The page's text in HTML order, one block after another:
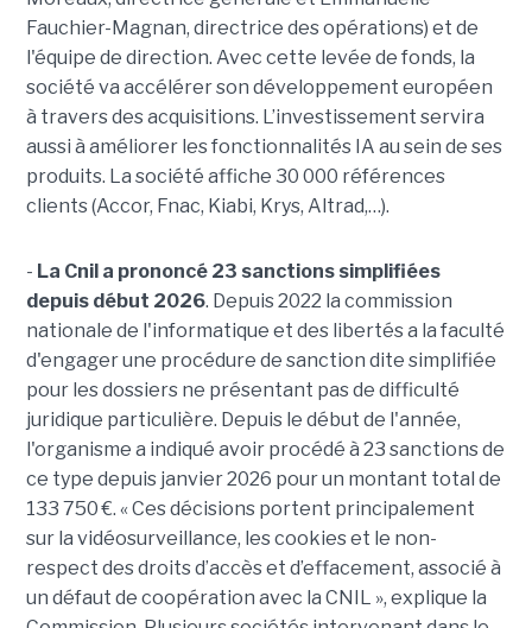
Fauchier-Magnan, directrice des opérations) et de
l'équipe de direction. Avec cette levée de fonds, la
société va accélérer son développement européen
à travers des acquisitions. L’investissement servira
aussi à améliorer les fonctionnalités IA au sein de ses
produits. La société affiche 30 000 références
clients (Accor, Fnac, Kiabi, Krys, Altrad,…).
- La Cnil a prononcé 23 sanctions simplifiées
depuis début 2026. Depuis 2022 la commission
nationale de l'informatique et des libertés a la faculté
d'engager une procédure de sanction dite simplifiée
pour les dossiers ne présentant pas de difficulté
juridique particulière. Depuis le début de l'année,
l'organisme a indiqué avoir procédé à 23 sanctions de
ce type depuis janvier 2026 pour un montant total de
133 750 €. « Ces décisions portent principalement
sur la vidéosurveillance, les cookies et le non-
respect des droits d’accès et d’effacement, associé à
un défaut de coopération avec la CNIL », explique la